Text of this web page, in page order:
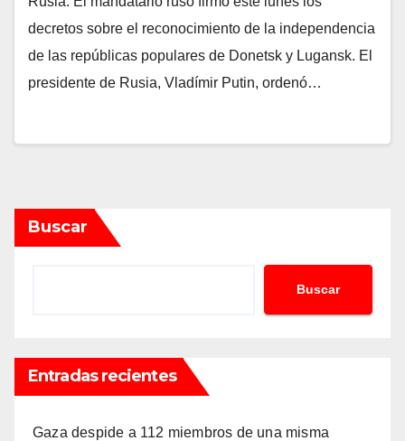
decretos sobre el reconocimiento de la independencia
de las repúblicas populares de Donetsk y Lugansk. El
presidente de Rusia, Vladímir Putin, ordenó…
Buscar
Buscar
Entradas recientes
Gaza despide a 112 miembros de una misma